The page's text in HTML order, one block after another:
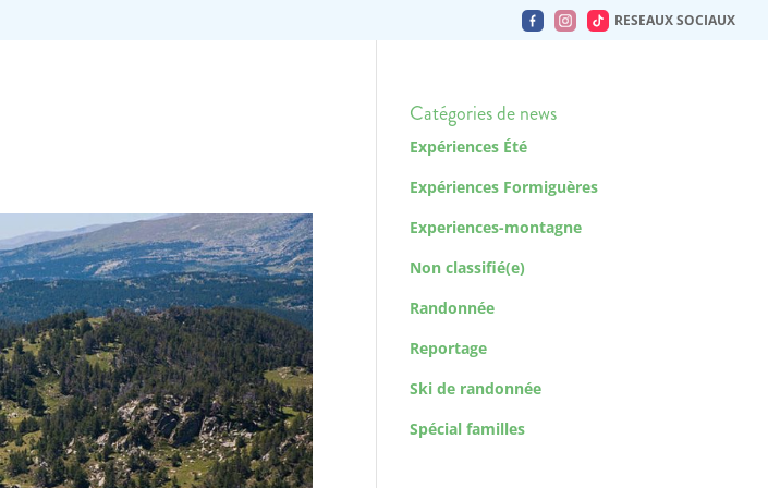
RESEAUX SOCIAUX
Catégories de news
Expériences Été
Expériences Formiguères
Experiences-montagne
Non classifié(e)
Randonnée
Reportage
Ski de randonnée
Spécial familles